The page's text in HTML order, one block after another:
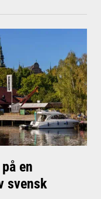
en
svensk